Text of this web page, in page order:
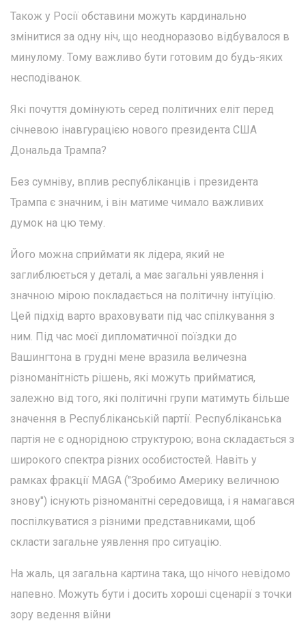
Також у Росії обставини можуть кардинально
змінитися за одну ніч, що неодноразово відбувалося в
минулому. Тому важливо бути готовим до будь-яких
несподіванок.
Які почуття домінують серед політичних еліт перед
січневою інавгурацією нового президента США
Дональда Трампа?
Без сумніву, вплив республіканців і президента
Трампа є значним, і він матиме чимало важливих
думок на цю тему.
Його можна сприймати як лідера, який не
заглиблюється у деталі, а має загальні уявлення і
значною мірою покладається на політичну інтуїцію.
Цей підхід варто враховувати під час спілкування з
ним. Під час моєї дипломатичної поїздки до
Вашингтона в грудні мене вразила величезна
різноманітність рішень, які можуть прийматися,
залежно від того, які політичні групи матимуть більше
значення в Республіканській партії. Республіканська
партія не є однорідною структурою; вона складається з
широкого спектра різних особистостей. Навіть у
рамках фракції MAGA ("Зробимо Америку величною
знову") існують різноманітні середовища, і я намагався
поспілкуватися з різними представниками, щоб
скласти загальне уявлення про ситуацію.
На жаль, ця загальна картина така, що нічого невідомо
напевно. Можуть бути і досить хороші сценарії з точки
зору ведення війни